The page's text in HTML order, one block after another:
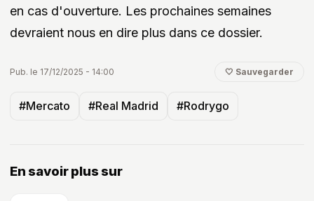
en cas d'ouverture. Les prochaines semaines
devraient nous en dire plus dans ce dossier.
Pub. le 17/12/2025 - 14:00 🤍 Sauvegarder
#Mercato #Real Madrid #Rodrygo
En savoir plus sur